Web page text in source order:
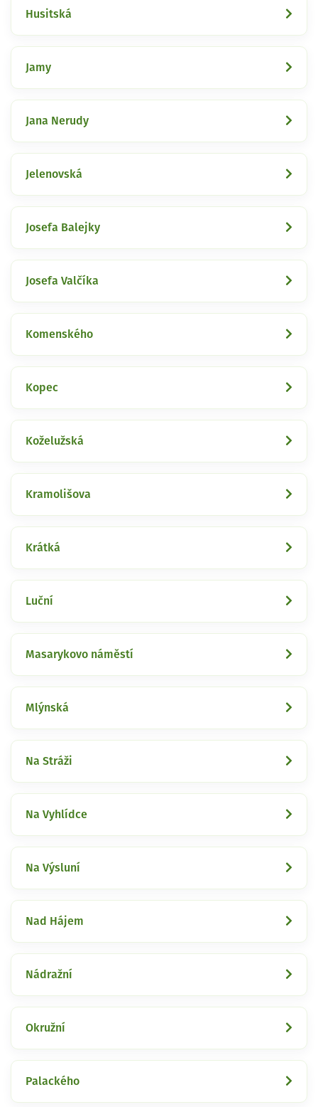
Husitská
Jamy
Jana Nerudy
Jelenovská
Josefa Balejky
Josefa Valčíka
Komenského
Kopec
Koželužská
Kramolišova
Krátká
Luční
Masarykovo náměstí
Mlýnská
Na Stráži
Na Vyhlídce
Na Výsluní
Nad Hájem
Nádražní
Okružní
Palackého